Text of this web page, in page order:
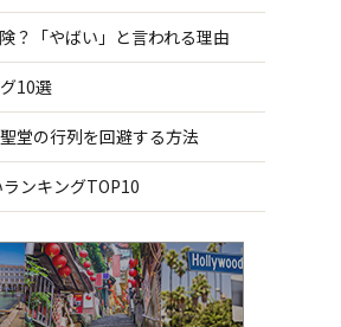
？「やばい」と言われる理由
10選
堂の行列を回避する方法
ンキングTOP10